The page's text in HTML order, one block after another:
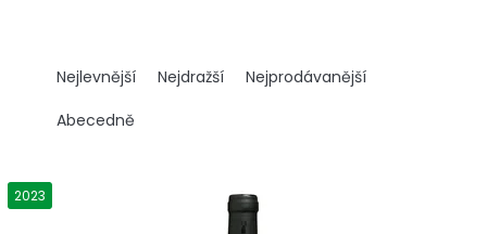
a
e
Nejlevnější Nejdražší
Nejprodávanější
Abecedně
V
ý
2023